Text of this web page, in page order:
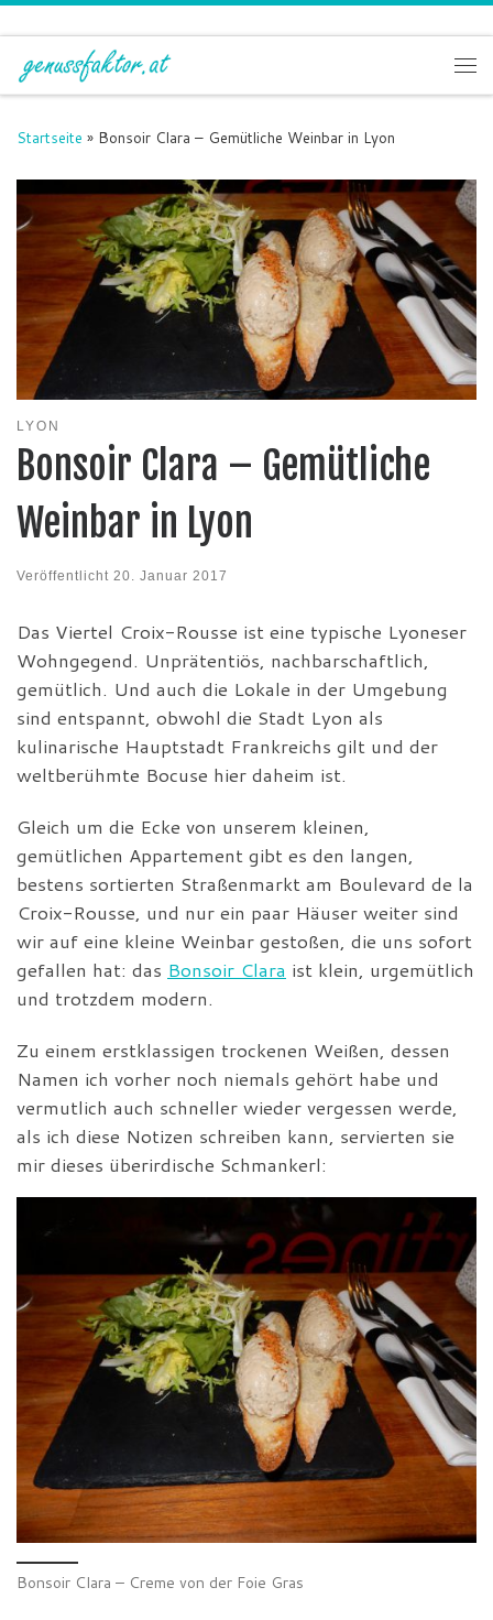
Zum Inhalt springen
Startseite » Bonsoir Clara – Gemütliche Weinbar in Lyon
LYON
Bonsoir Clara – Gemütliche
Weinbar in Lyon
Veröffentlicht 20. Januar 2017
Das Viertel Croix-Rousse ist eine typische Lyoneser
Wohngegend. Unprätentiös, nachbarschaftlich,
gemütlich. Und auch die Lokale in der Umgebung
sind entspannt, obwohl die Stadt Lyon als
kulinarische Hauptstadt Frankreichs gilt und der
weltberühmte Bocuse hier daheim ist.
Gleich um die Ecke von unserem kleinen,
gemütlichen Appartement gibt es den langen,
bestens sortierten Straßenmarkt am Boulevard de la
Croix-Rousse, und nur ein paar Häuser weiter sind
wir auf eine kleine Weinbar gestoßen, die uns sofort
gefallen hat: das Bonsoir Clara ist klein, urgemütlich
und trotzdem modern.
Zu einem erstklassigen trockenen Weißen, dessen
Namen ich vorher noch niemals gehört habe und
vermutlich auch schneller wieder vergessen werde,
als ich diese Notizen schreiben kann, servierten sie
mir dieses überirdische Schmankerl:
Bonsoir Clara – Creme von der Foie Gras